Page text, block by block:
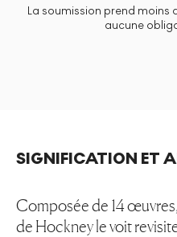
La soumission prend moins
aucune
SIGNIFICATION ET
Composée de 14
de Hockney le voit